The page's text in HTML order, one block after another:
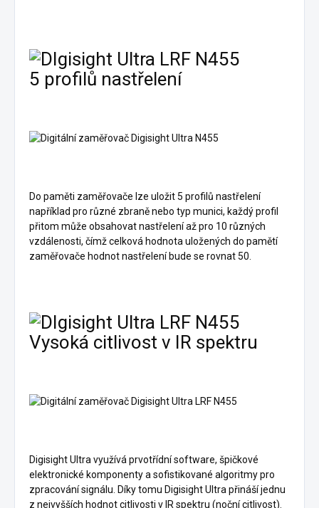
5 profilů nastřelení
Do paměti zaměřovače lze uložit 5 profilů nastřelení
například pro různé zbraně nebo typ munici, každý profil
přitom může obsahovat nastřelení až pro 10 různých
vzdálenosti, čímž celková hodnota uložených do pamětí
zaměřovače hodnot nastřelení bude se rovnat 50.
Vysoká citlivost v IR spektru
Digisight Ultra využívá prvotřídní software, špičkové
elektronické komponenty a sofistikované algoritmy pro
zpracování signálu. Díky tomu Digisight Ultra přináší jednu
z nejvyšších hodnot citlivosti v IR spektru (noční citlivost).